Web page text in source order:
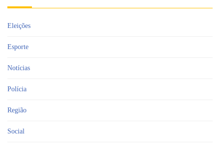
Eleições
Esporte
Notícias
Polícia
Região
Social